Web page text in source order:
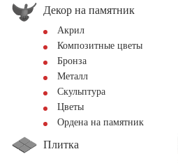
Декор на памятник
Акрил
Композитные цветы
Бронза
Металл
Скульптура
Цветы
Ордена на памятник
Плитка